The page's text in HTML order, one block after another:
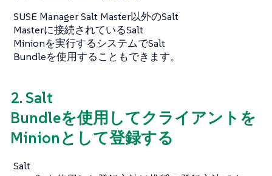
SUSE Manager Salt Master以外のSalt
Masterに接続されているSalt
Minionを実行するシステムでSalt
Bundleを使用することもできます。
2. Salt
Bundleを使用してクライアントを
Minionとして登録する
Salt